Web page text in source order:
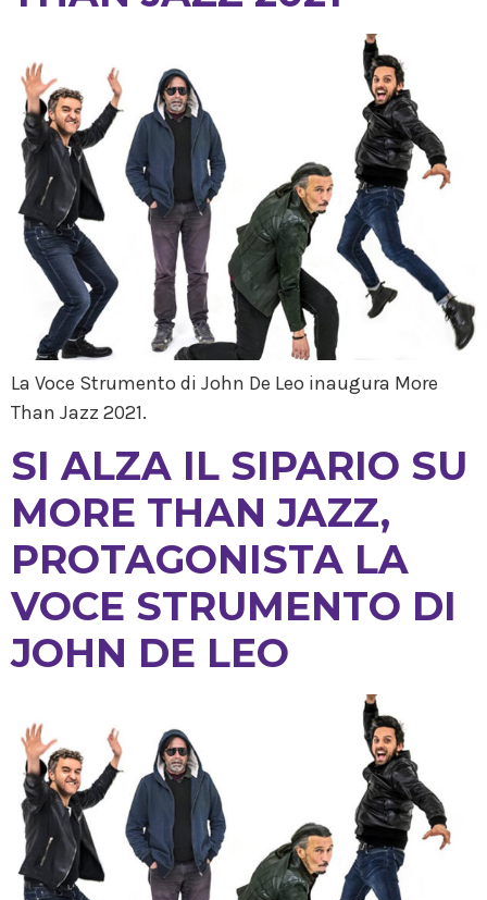
La Voce Strumento di John De Leo inaugura More
Than Jazz 2021.
SI ALZA IL SIPARIO SU
MORE THAN JAZZ,
PROTAGONISTA LA
VOCE STRUMENTO DI
JOHN DE LEO